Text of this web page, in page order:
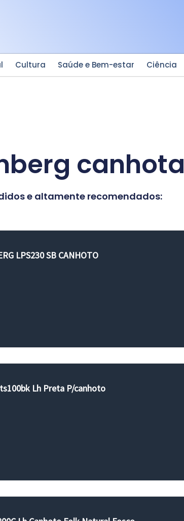
Cultura Saúde e Bem-estar Ciência
canhota
e altamente recomendados:
LPS230 SB CANHOTO
Lh Preta P/canhoto